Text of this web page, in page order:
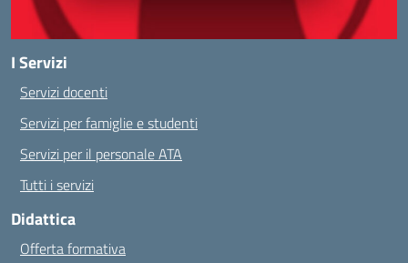
I Servizi
Servizi docenti
Servizi per famiglie e studenti
Servizi per il personale ATA
Tutti i servizi
Didattica
Offerta formativa